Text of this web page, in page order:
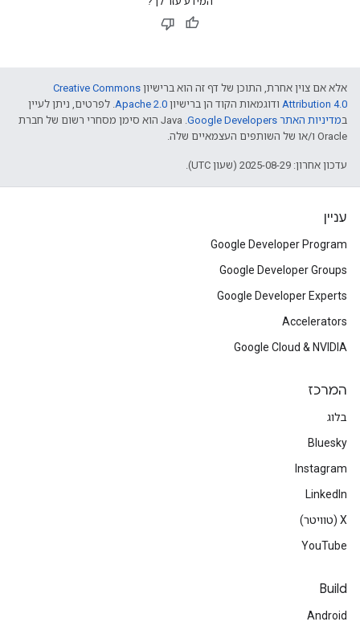
אלא אם צוין אחרת, התוכן של דף זה הוא ברישיון Creative Commons
Attribution 4.0 ודוגמאות הקוד הן ברישיון Apache 2.0. לפרטים, ניתן לעיין
במדיניות האתר Google Developers‏
.‏ Java הוא סימן מסחרי רשום של חברת
Oracle ו/או של השותפים העצמאיים שלה.
עדכון אחרון: 2025-08-29 (שעון UTC).
עניין
Google Developer Program
Google Developer Groups
Google Developer Experts
Accelerators
Google Cloud & NVIDIA
המרכז
בלוג
Bluesky
Instagram
LinkedIn
‫X (טוויטר)
YouTube
Build
Android